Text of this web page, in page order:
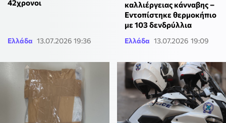
42χρονοι
Ελλάδα 13.07.2026 19:36
καλλιέργειας κάνναβης –
Εντοπίστηκε θερμοκήπιο
με 103 δενδρύλλια
Ελλάδα 13.07.2026 19:09